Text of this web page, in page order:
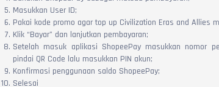
Masukkan User ID;
Pakai kode promo agar top up Civilization Eras and Allies
Klik “Bayar” dan lanjutkan pembayaran;
Setelah masuk aplikasi ShopeePay masukkan nomor
pindai QR Code lalu masukkan PIN akun;
Konfirmasi penggunaan saldo ShopeePay;
Selesai